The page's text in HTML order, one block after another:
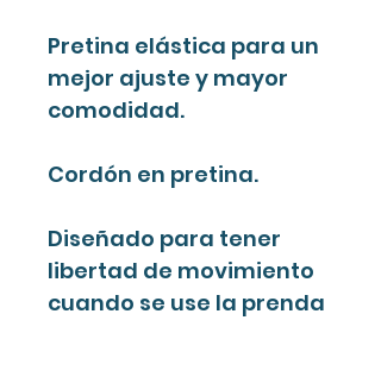
Pretina elástica para un
mejor ajuste y mayor
comodidad.
Cordón en pretina.
Diseñado para tener
libertad de movimiento
cuando se use la prenda